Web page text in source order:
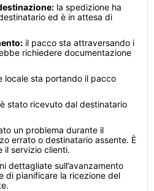
la spedizione ha
ed è in attesa di
il pacco sta attraversando i
richiedere documentazione
locale sta portando il pacco
stato ricevuto dal destinatario
un problema durante il
errato o destinatario assente. È
il servizio clienti.
dettagliate sull’avanzamento
di pianificare la ricezione del